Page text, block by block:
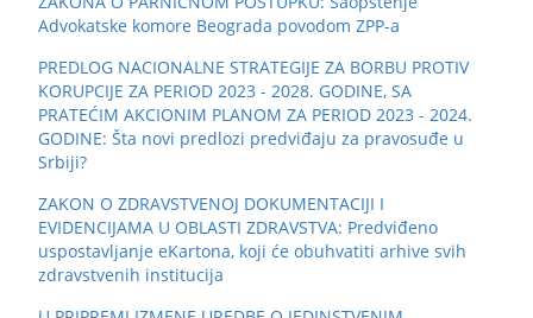
Advokatske komore Beograda povodom ZPP-a
PREDLOG NACIONALNE STRATEGIJE ZA BORBU PROTIV
KORUPCIJE ZA PERIOD 2023 - 2028. GODINE, SA
PRATEĆIM AKCIONIM PLANOM ZA PERIOD 2023 - 2024.
GODINE: Šta novi predlozi predviđaju za pravosuđe u
Srbiji?
ZAKON O ZDRAVSTVENOJ DOKUMENTACIJI I
EVIDENCIJAMA U OBLASTI ZDRAVSTVA: Predviđeno
uspostavljanje eKartona, koji će obuhvatiti arhive svih
zdravstvenih institucija